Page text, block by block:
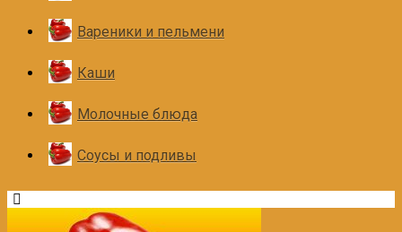
Вареники и пельмени
Каши
Молочные блюда
Соусы и подливы